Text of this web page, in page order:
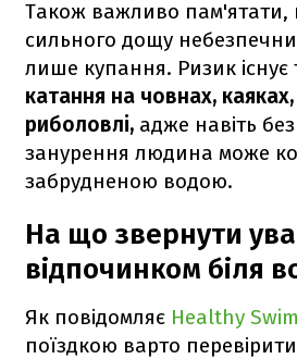
Також важливо пам'ятати,
сильного дощу
лише купання. Ризик існує
катання на човнах,
риболовлі, адже навіть
занурення людина може
забрудненою водою.
На що звернути
відпочинком біля
Як повідомляє Healthy
поїздкою варто